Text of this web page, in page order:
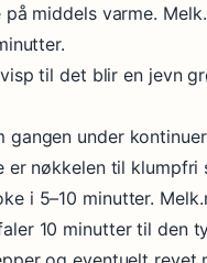
middels varme.
til det blir en jevn
gangen under
er nøkkelen til klumpfri
i 5–10 minutter.
10 minutter til den